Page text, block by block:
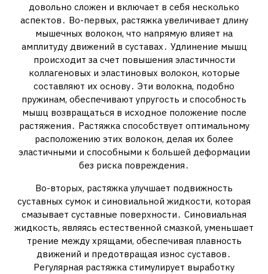
довольно сложен и включает в себя несколько
аспектов․ Во-первых, растяжка увеличивает длину
мышечных волокон, что напрямую влияет на
амплитуду движений в суставах․ Удлинение мышц
происходит за счет повышения эластичности
коллагеновых и эластиновых волокон, которые
составляют их основу․ Эти волокна, подобно
пружинам, обеспечивают упругость и способность
мышц возвращаться в исходное положение после
растяжения․ Растяжка способствует оптимальному
расположению этих волокон, делая их более
эластичными и способными к большей деформации
без риска повреждения․
Во-вторых, растяжка улучшает подвижность
суставных сумок и синовиальной жидкости, которая
смазывает суставные поверхности․ Синовиальная
жидкость, являясь естественной смазкой, уменьшает
трение между хрящами, обеспечивая плавность
движений и предотвращая износ суставов․
Регулярная растяжка стимулирует выработку